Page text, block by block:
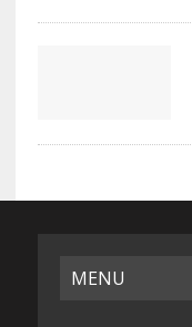
MENU